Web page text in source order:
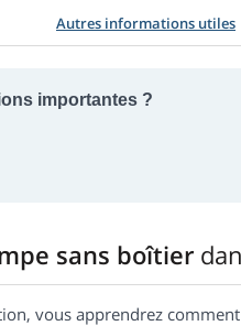
Autres informations utiles
importantes ?
sans boîtier
vous apprendrez